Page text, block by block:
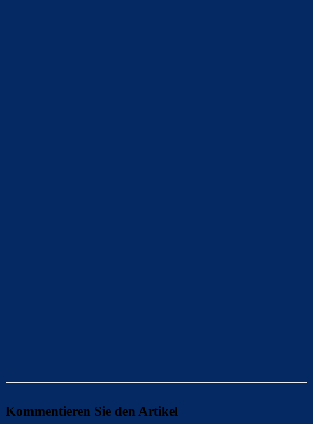
Kommentieren Sie den Artikel